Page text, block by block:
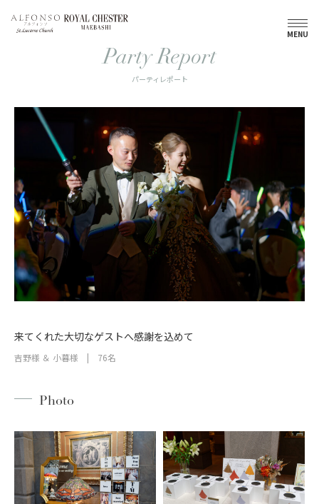
MENU
トップ パーティレポート 来てくれた大切なゲストへ感謝を込めて
Party Report
パーティレポート
来てくれた大切なゲストへ感謝を込めて
吉野様 ＆ 小暮様 | 76名
Photo